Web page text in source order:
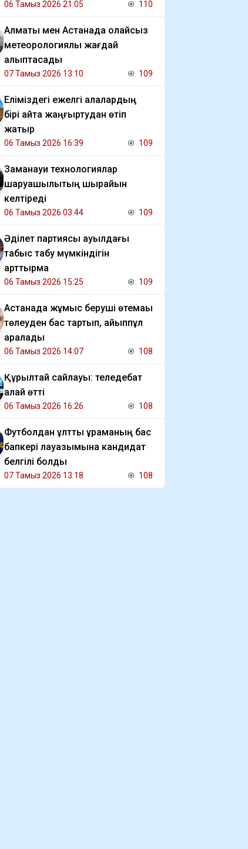
06 Тамыз 2026 21:05 110
Алматы мен Астанада қолайсыз
метеорологиялық жағдай
қалыптасады
07 Тамыз 2026 13:10 109
Еліміздегі ежелгі қалалардың
бірі қайта жаңғыртудан өтіп
жатыр
06 Тамыз 2026 16:39 109
Заманауи технологиялар
шаруашылықтың шырайын
келтіреді
06 Тамыз 2026 03:44 109
Әділет партиясы ауылдағы
табыс табу мүмкіндігін
арттырмақ
06 Тамыз 2026 15:25 109
Астанада жұмыс беруші өтемақы
төлеуден бас тартып, айыппұл
арқалады
06 Тамыз 2026 14:07 108
Құрылтай сайлауы: теледебат
қалай өтті
06 Тамыз 2026 16:26 108
Футболдан ұлттық құраманың бас
бапкері лауазымына кандидат
белгілі болды
07 Тамыз 2026 13:18 108